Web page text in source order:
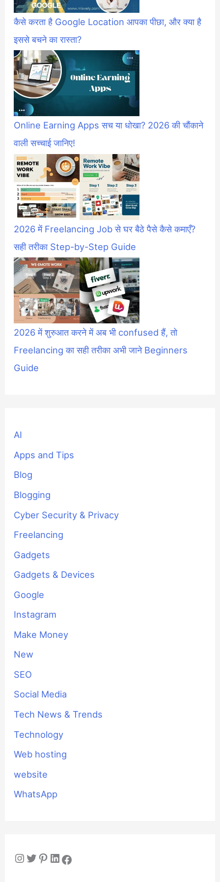
कैसे करता है Google Location आपका पीछा, और क्या है
इससे बचने का रास्ता?
Online Earning Apps सच या धोखा? 2026 की चौंकाने
वाली सच्चाई जानिए!
2026 में Freelancing Job से घर बैठे पैसे कैसे कमाएँ?
सही तरीका Step-by-Step Guide
2026 में शुरुआत करने में अब भी confused हैं, तो
Freelancing का सही तरीका अभी जाने Beginners
Guide
AI
Apps and Tips
Blog
Blogging
Cyber Security & Privacy
Freelancing
Gadgets
Gadgets & Devices
Google
Instagram
Make Money
New
SEO
Social Media
Tech News & Trends
Technology
Web hosting
website
WhatsApp
Instagram Twitter Pinterest LinkedIn Facebook